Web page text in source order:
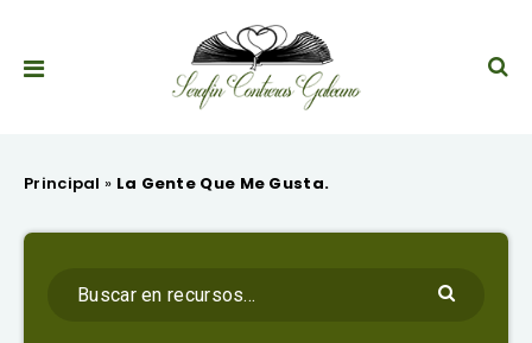
Principal » La Gente Que Me Gusta.